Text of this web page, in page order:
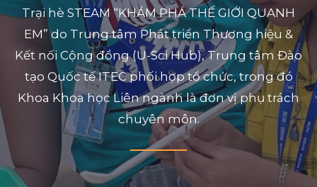
Trại hè STEAM “KHÁM PHÁ THẾ GIỚI QUANH
EM” do Trung tâm Phát triển Thương hiệu &
Kết nối Cộng đồng (U-Sci Hub), Trung tâm Đào
tạo Quốc tế ITEC phối hợp tổ chức, trong đó
Khoa Khoa học Liên ngành là đơn vị phụ trách
chuyên môn.